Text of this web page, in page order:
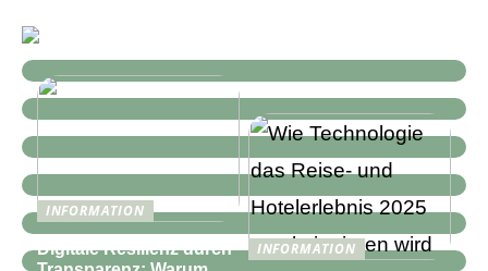
INFORMATION
Digitale Resilienz durch
INFORMATION